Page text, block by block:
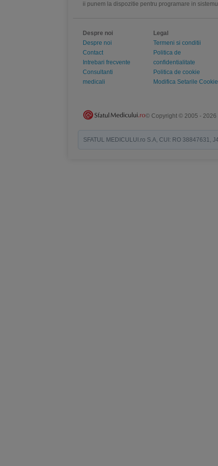
ii punem la dispozitie pentru programare in
Despre noi
Despre noi
Contact
Intrebari frecvente
Consultanti
medicali
Legal
Termeni si conditii
Politica de
confidentialitate
Politica de cookie
Modifica Setarile Cookie
© Copyright © 2005 - 2026
SFATUL MEDICULUI.ro S.A, CUI: RO 38847631,